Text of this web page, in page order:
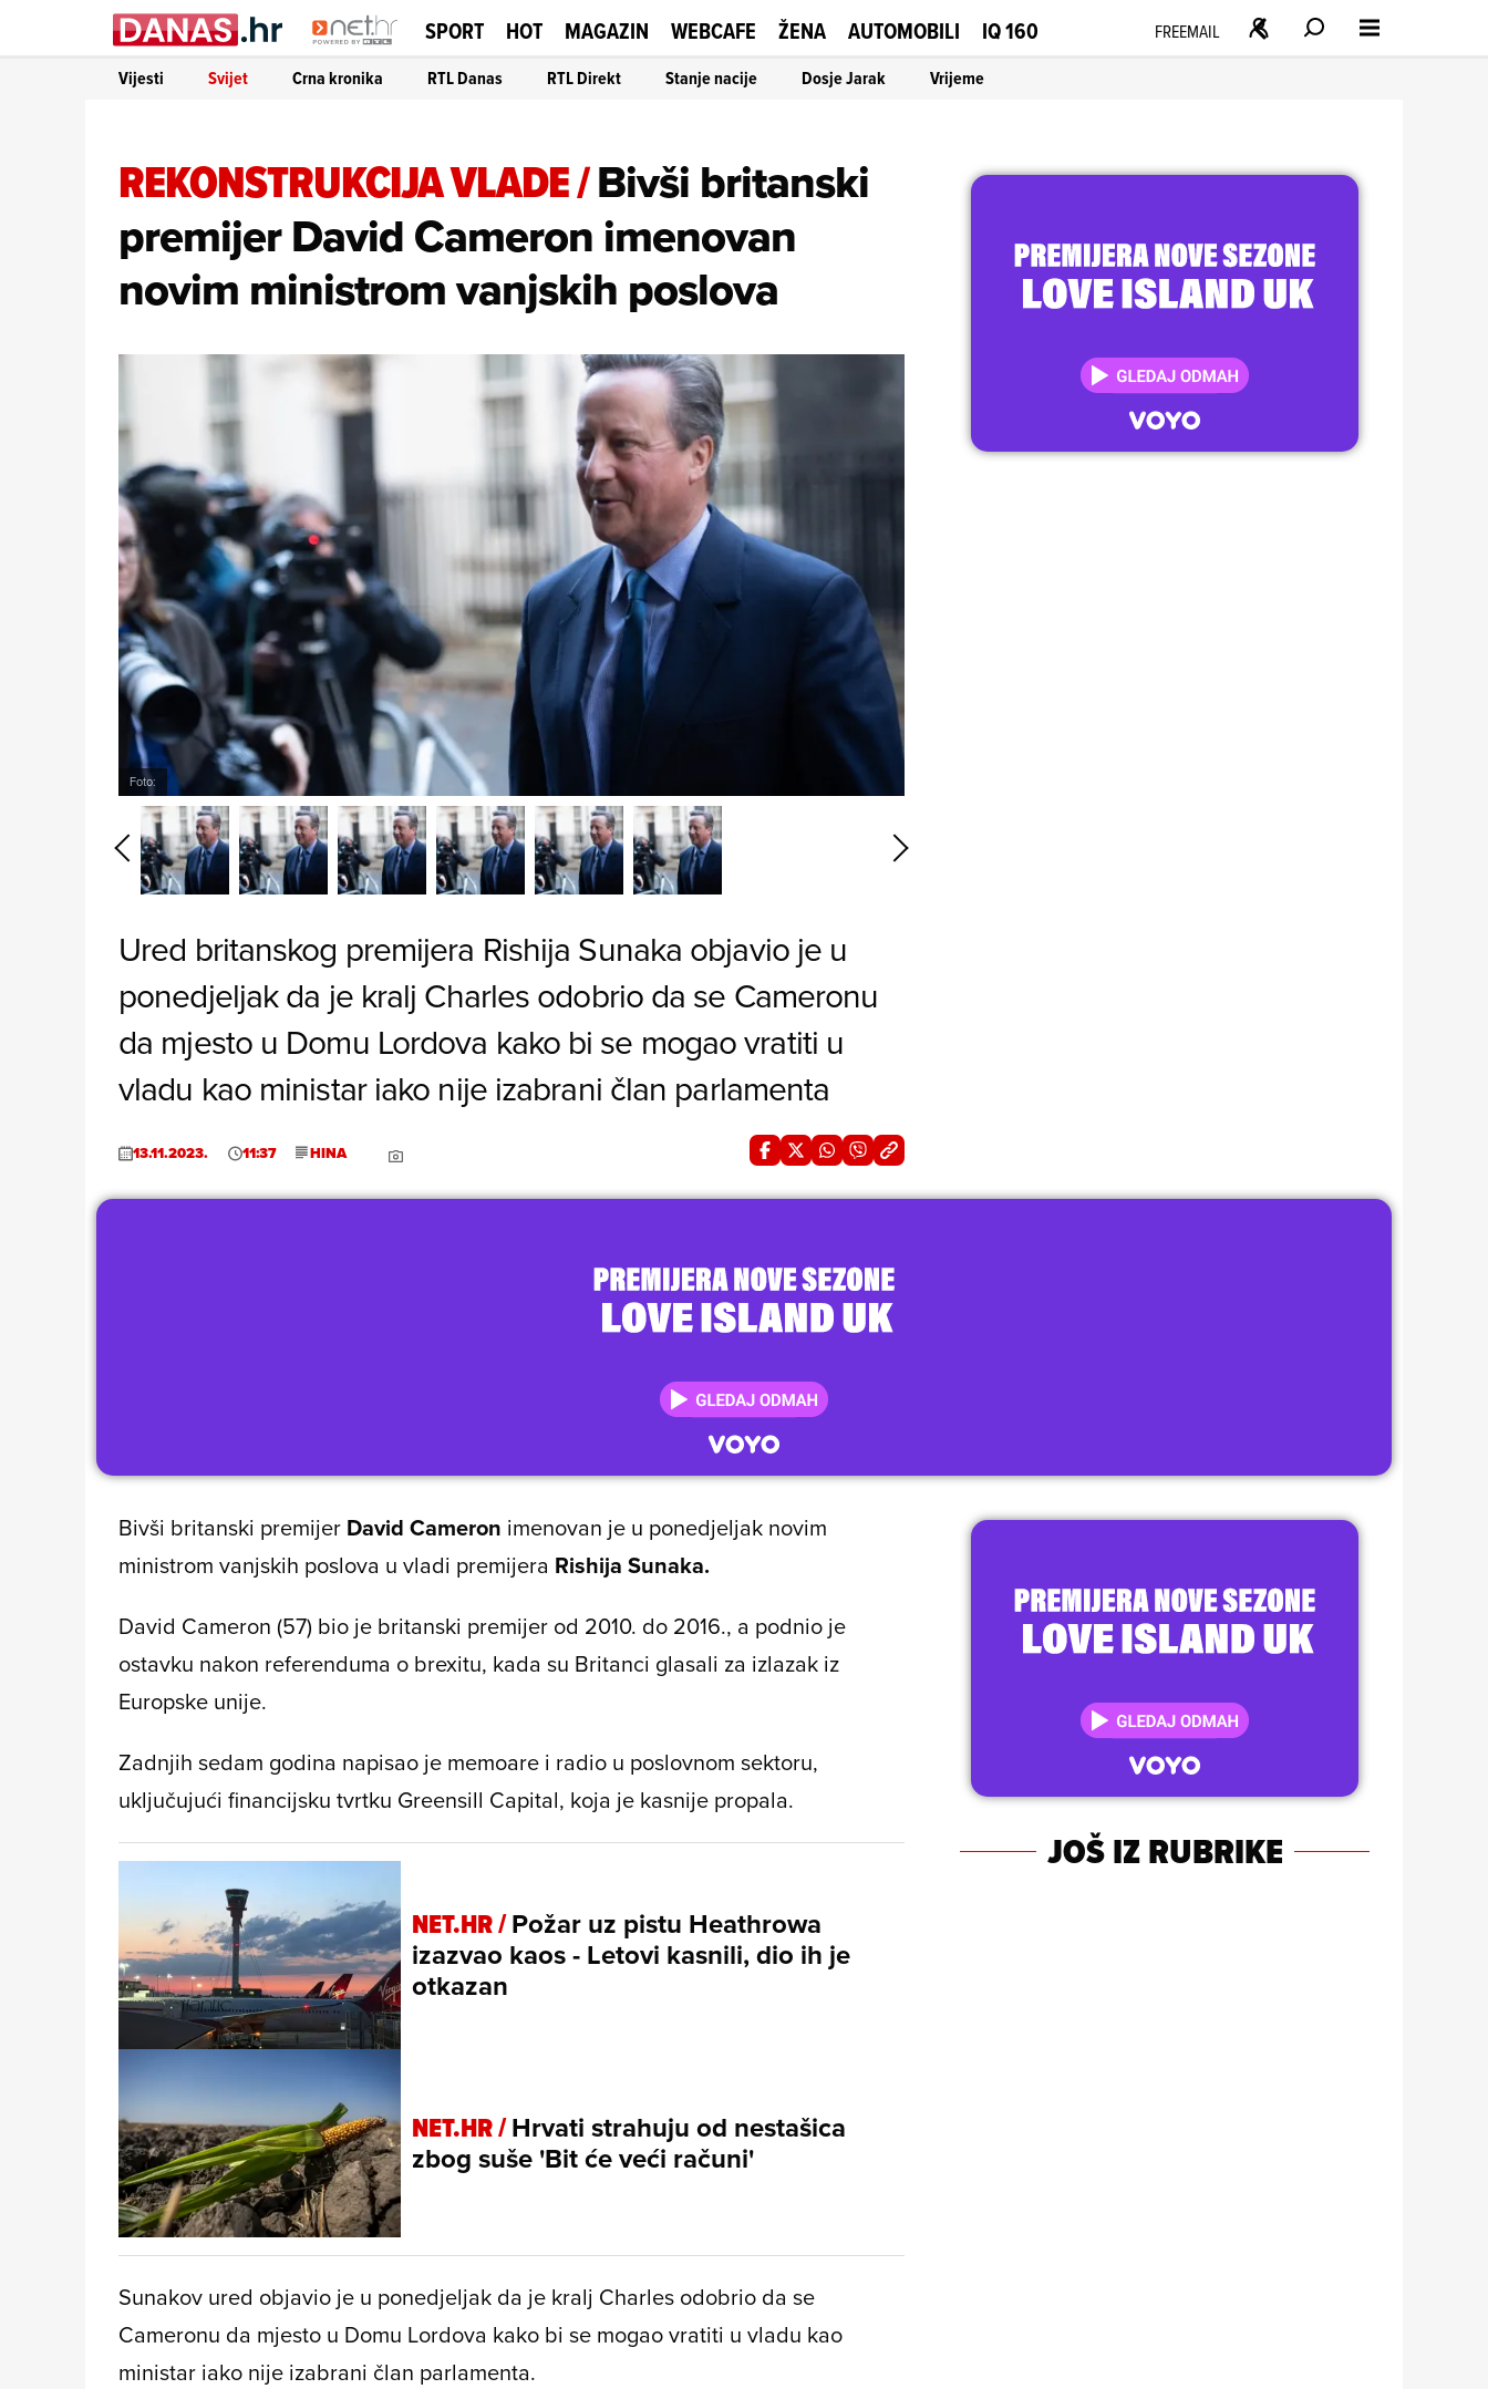
SPORT HOT MAGAZIN WEBCAFE ŽENA AUTOMOBILI IQ 160 FREEMAIL
Vijesti Svijet Crna kronika RTL Danas RTL Direkt Stanje nacije Dosje Jarak Vrijeme
REKONSTRUKCIJA VLADE/Bivši britanski
premijer David Cameron imenovan
novim ministrom vanjskih poslova
Foto:
Ured britanskog premijera Rishija Sunaka objavio je u
ponedjeljak da je kralj Charles odobrio da se Cameronu
da mjesto u Domu Lordova kako bi se mogao vratiti u
vladu kao ministar iako nije izabrani član parlamenta
13.11.2023. 11:37 HINA
Bivši britanski premijer David Cameron imenovan je u ponedjeljak novim
ministrom vanjskih poslova u vladi premijera Rishija Sunaka.
David Cameron (57) bio je britanski premijer od 2010. do 2016., a podnio je
ostavku nakon referenduma o brexitu, kada su Britanci glasali za izlazak iz
Europske unije.
Zadnjih sedam godina napisao je memoare i radio u poslovnom sektoru,
uključujući financijsku tvrtku Greensill Capital, koja je kasnije propala.
NET.HR /Požar uz pistu Heathrowa
izazvao kaos - Letovi kasnili, dio ih je
otkazan
NET.HR /Hrvati strahuju od nestašica
zbog suše 'Bit će veći računi'
Sunakov ured objavio je u ponedjeljak da je kralj Charles odobrio da se
Cameronu da mjesto u Domu Lordova kako bi se mogao vratiti u vladu kao
ministar iako nije izabrani član parlamenta.
JOŠ IZ RUBRIKE